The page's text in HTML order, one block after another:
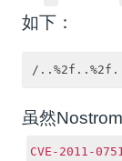
如下：
虽然
CVE-2011-